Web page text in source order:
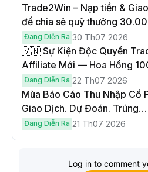
Trade2Win – Nạp tiền &
để chia sẻ quỹ thưởng
USDT
Đang Diễn Ra 30 Th07 2026
🇻🇳 Sự Kiện Độc Quyền
Affiliate Mới — Hoa Hồng
Hoàn Phí Qua Đêm
Đang Diễn Ra 22 Th07 2026
Mùa Báo Cáo Thu Nhập Cổ
Giao Dịch. Dự Đoán. Trúng
Cybertruck!
Đang Diễn Ra 21 Th07 2026
Log in to comment